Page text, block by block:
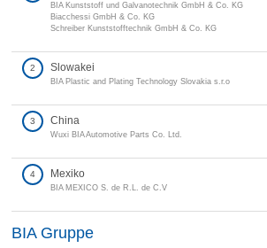
BIA Kunststoff und Galvanotechnik GmbH & Co. KG
Biacchessi GmbH & Co. KG
Schreiber Kunststofftechnik GmbH & Co. KG
2 Slowakei
BIA Plastic and Plating Technology Slovakia s.r.o
3 China
Wuxi BIA Automotive Parts Co. Ltd.
4 Mexiko
BIA MEXICO S. de R.L. de C.V
BIA Gruppe